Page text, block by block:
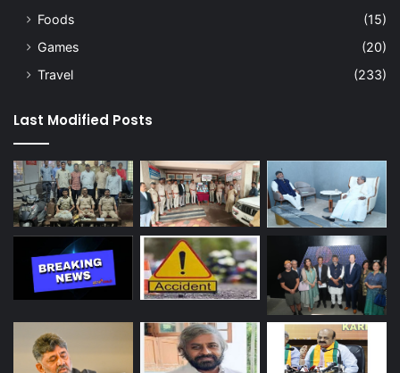
Foods
(15)
Games
(20)
Travel
(233)
Last Modified Posts